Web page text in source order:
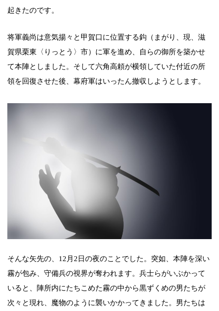
起きたのです。
将軍義尚は意気揚々と甲賀口に位置する鈎（まがり、現、滋
賀県栗東〈りっとう〉市）に軍を進め、自らの御所を築かせ
て本陣としました。そして六角高頼が横領していた付近の所
領を回復させた後、幕府軍はいったん撤収しようとします。
そんな矢先の、12月2日の夜のことでした。突如、本陣を深い
霧が包み、守備兵の視界が奪われます。兵士らがいぶかって
いると、陣所内にたちこめた霧の中から黒ずくめの男たちが
次々と現れ、魔物のように襲いかかってきました。男たちは